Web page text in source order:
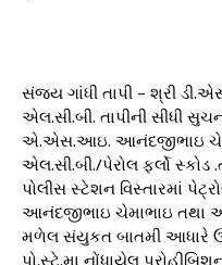
સંજય ગાંધી તાપી – શ્રી
એલ.સી.બી. તાપીની સીધી
એ.એસ.આઇ. આનંદજીભાઇ
એલ.સી.બી./પેરોલ ફર્લો સ્કોડ
પોલીસ સ્ટેશન વિસ્તારમાં
આનંદજીભાઇ ચેમાભાઇ તથા
મળેલ સંયુકત બાતમી આધારે
પો.સ્ટે.મા નોંધાયેલ